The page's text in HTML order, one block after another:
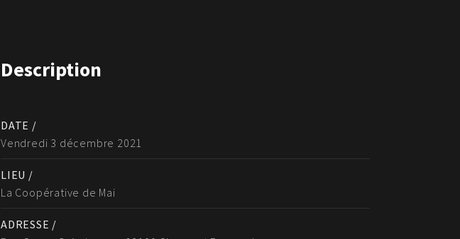
Description
DATE /
Vendredi 3 décembre 2021
LIEU /
La Coopérative de Mai
ADRESSE /